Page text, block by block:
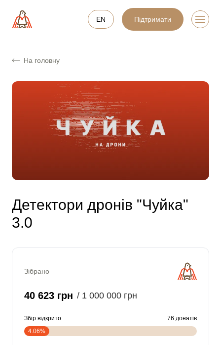
EN Підтримати
На головну
Детектори дронів "Чуйка"
3.0
Зібрано
40 623 грн / 1 000 000 грн
Збір відкрито
76 донатів
4.06%